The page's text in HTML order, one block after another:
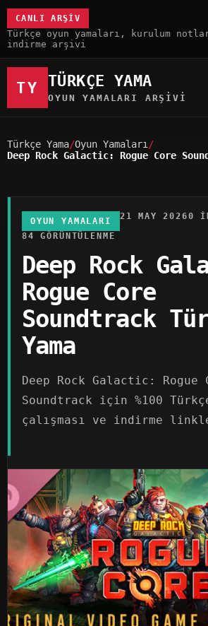
CANLI ARŞIV
Türkçe oyun yamaları, kurulum
indirme arşivi
TY TÜRKÇE YAMA
OYUN YAMALARI ARŞIVI
Türkçe Yama Oyun Yamaları
Deep Rock Galactic: Rogue Core
OYUN YAMALARI 21 MAY 20260
84 GÖRÜNTÜLENME
Deep Rock
Rogue Core
Soundtrack
Yama
Deep Rock Galactic: Rogue
Soundtrack için %100
çalışması ve indirme